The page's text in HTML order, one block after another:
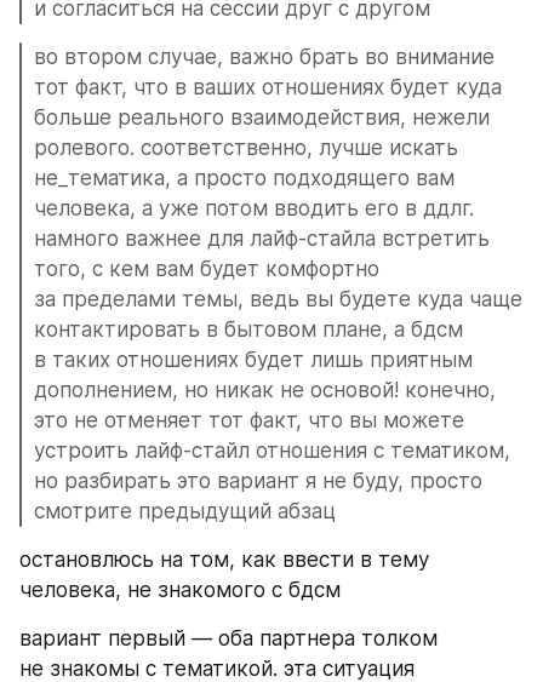
и согласиться на сессии друг с другом
во втором случае, важно брать во внимание
тот факт, что в ваших отношениях будет куда
больше реального взаимодействия, нежели
ролевого. соответственно, лучше искать
не_тематика, а просто подходящего вам
человека, а уже потом вводить его в ддлг.
намного важнее для лайф-стайла встретить
того, с кем вам будет комфортно
за пределами темы, ведь вы будете куда чаще
контактировать в бытовом плане, а бдсм
в таких отношениях будет лишь приятным
дополнением, но никак не основой! конечно,
это не отменяет тот факт, что вы можете
устроить лайф-стайл отношения с тематиком,
но разбирать это вариант я не буду, просто
смотрите предыдущий абзац
остановлюсь на том, как ввести в тему
человека, не знакомого с бдсм
вариант первый — оба партнера толком
не знакомы с тематикой. эта ситуация